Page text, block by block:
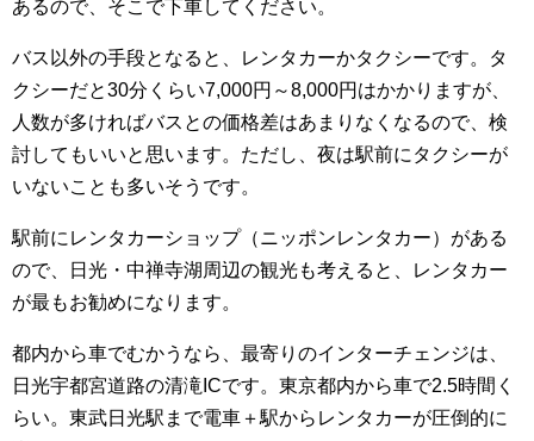
あるので、そこで下車してください。
バス以外の手段となると、レンタカーかタクシーです。タ
クシーだと30分くらい7,000円～8,000円はかかりますが、
人数が多ければバスとの価格差はあまりなくなるので、検
討してもいいと思います。ただし、 夜は駅前にタクシーが
いないことも多いそうです。
駅前にレンタカーショップ（ニッポンレンタカー）がある
ので、日光・中禅寺湖周辺の観光も考えると、レンタカー
が最もお勧めになります。
都内から車でむかうなら、最寄りのインターチェンジは、
日光宇都宮道路の清滝ICです。東京都内から車で2.5時間く
らい。東武日光駅まで電車＋駅からレンタカーが圧倒的に